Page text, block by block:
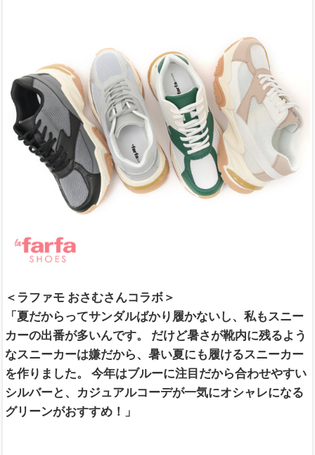
＜ラファモ おさむさんコラボ＞
「夏だからってサンダルばかり履かないし、私もスニー
カーの出番が多いんです。 だけど暑さが靴内に残るよう
なスニーカーは嫌だから、暑い夏にも履けるスニーカー
を作りました。 今年はブルーに注目だから合わせやすい
シルバーと、カジュアルコーデが一気にオシャレになる
グリーンがおすすめ！」